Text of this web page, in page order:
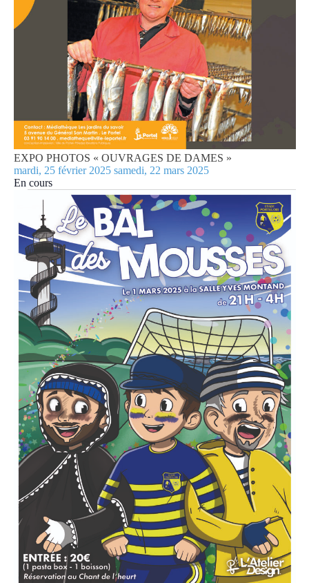
EXPO PHOTOS « OUVRAGES DE DAMES »
mardi, 25 février 2025 samedi, 22 mars 2025
En cours